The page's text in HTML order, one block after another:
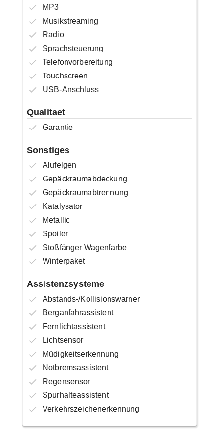
MP3
Musikstreaming
Radio
Sprachsteuerung
Telefonvorbereitung
Touchscreen
USB-Anschluss
Qualitaet
Garantie
Sonstiges
Alufelgen
Gepäckraumabdeckung
Gepäckraumabtrennung
Katalysator
Metallic
Spoiler
Stoßfänger Wagenfarbe
Winterpaket
Assistenzsysteme
Abstands-/Kollisionswarner
Berganfahrassistent
Fernlichtassistent
Lichtsensor
Müdigkeitserkennung
Notbremsassistent
Regensensor
Spurhalteassistent
Verkehrszeichenerkennung